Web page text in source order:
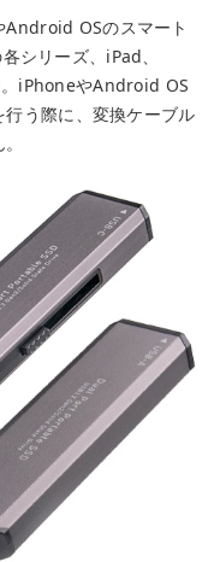
Android OSのスマート
シリーズ、iPad、
。iPhoneやAndroid OS
う際に、変換ケーブル